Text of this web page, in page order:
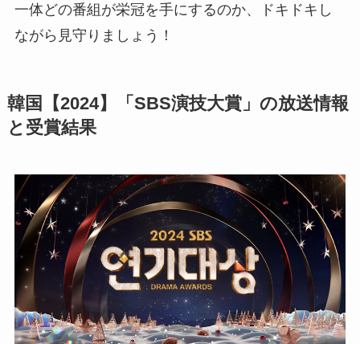
一体どの番組が栄冠を手にするのか、ドキドキし
ながら見守りましょう！
韓国【2024】「SBS演技大賞」の放送情報
と受賞結果